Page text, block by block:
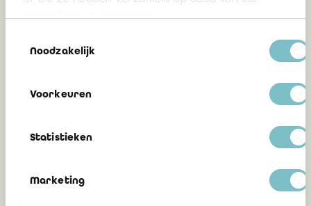
Noodzakelijk
Voorkeuren
Statistieken
Marketing
Plongez au cœur des enjeux du secteur
du Secteur Public!